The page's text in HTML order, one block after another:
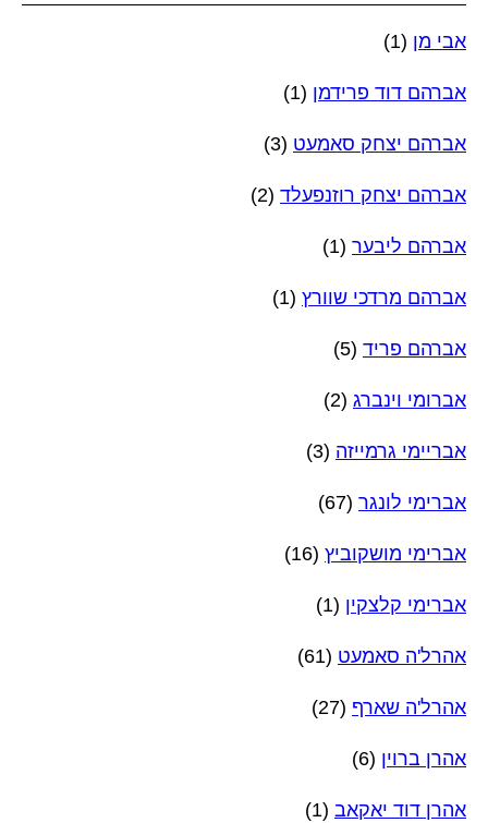
אבי מן (1)
אברהם דוד פרידמן (1)
אברהם יצחק סאמעט (3)
אברהם יצחק רוזנפעלד (2)
אברהם ליבער (1)
אברהם מרדכי שוורץ (1)
אברהם פריד (5)
אברומי וינברג (2)
אבריימי גרמייזה (3)
אברימי לונגר (67)
אברימי מושקוביץ (16)
אברימי קלצקין (1)
אהרל'ה סאמעט (61)
אהרל'ה שארף (27)
אהרן ברוין (6)
אהרן דוד יאקאב (1)